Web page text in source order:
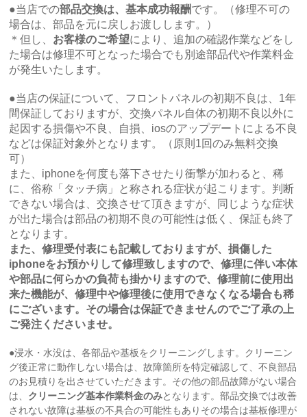
●当店での部品交換は、基本成功報酬です。（修理不可の
場合は、部品を元に戻しお渡しします。）
＊但し、 お客様のご希望により、追加の確認作業などをし
た場合は修理不可となった場合でも別途部品代や作業料金
が発生いたします。
●当店の保証について、フロントパネルの初期不良は、1年
間保証しておりますが、交換パネル自体の初期不良以外に
起因する損傷や不良、自損、iosのアップデートによる不良
などは保証対象外となります。（原則1回のみ無料交換
可）
また、iphoneを何度も落下させたり衝撃が加わると、稀
に、俗称「タッチ病」と称される症状が起こります。判断
できない場合は、交換させて頂きますが、同じような症状
が出た場合は部品の初期不良の可能性は低く、保証も終了
となります。
また、修理受付表にも記載しておりますが、損傷した
iphoneをお預かりして修理致しますので、修理に伴い本体
や部品に何らかの負荷も掛かりますので、修理前に使用出
来た機能が、修理中や修理後に使用できなくなる場合も稀
にございます。その場合は保証できませんのでご了承の上
ご発注くださいませ。
●浸水・水没は、各部品や基板をクリーニングします。クリーニン
グ後正常に動作しない場合は、故障箇所を特定確認して、不良部品
のお見積りを出させていただきます。その他の部品故障がない場合
は、 クリーニング基本作業料金のみとなります。部品交換では改善
されない故障は基板の不具合の可能性もありその場合は基板修理が